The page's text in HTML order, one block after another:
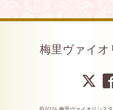
梅里ヴァイ